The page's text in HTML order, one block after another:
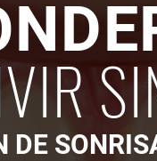
DE